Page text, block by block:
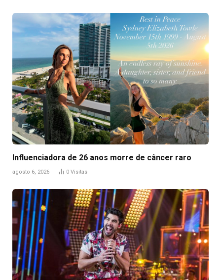
Influenciadora de 26 anos morre de câncer raro
agosto 6, 2026 0 Visitas